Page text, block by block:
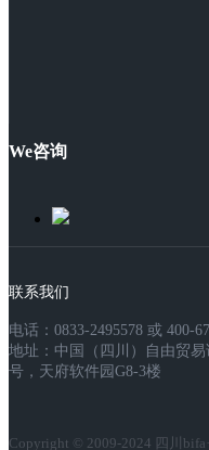
We咨询
联系我们
电话：0833-2495578 或 400-
地址：中国（四川）自由贸
号，天府软件园G8-3楼
Copyright © 2009-2024 四川